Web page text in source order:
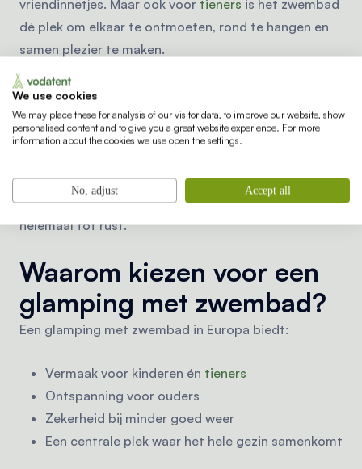
vriendinnetjes. Maar ook voor tieners is het zwembad
dé plek om elkaar te ontmoeten, rond te hangen en
samen plezier te maken.
Ondertussen kunnen ouders ontspannen en genieten
van een zorgeloze vakantiedag. Zo heeft iedereen zijn
eigen moment, terwijl je toch samen geniet.
Na een dag vol waterpret is het heerlijk thuiskomen in
je safaritent. Geniet samen op de veranda en kom
helemaal tot rust.
Waarom kiezen voor een
glamping met zwembad?
Een glamping met zwembad in Europa biedt:
Vermaak voor kinderen én tieners
Ontspanning voor ouders
Zekerheid bij minder goed weer
Een centrale plek waar het hele gezin samenkomt
We use cookies
We may place these for analysis of our visitor data, to improve our website, show
personalised content and to give you a great website experience. For more
information about the cookies we use open the settings.
No, adjust Accept all